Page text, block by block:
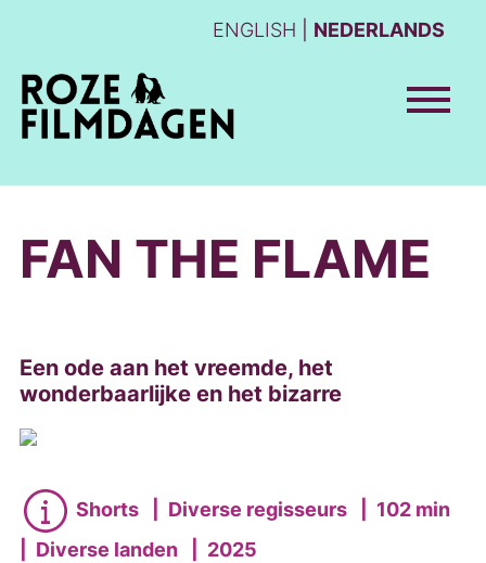
ENGLISH NEDERLANDS
FAN THE FLAME
Een ode aan het vreemde, het
wonderbaarlijke en het bizarre
Shorts Diverse regisseurs
102 min
Diverse landen
2025